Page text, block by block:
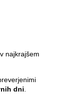
najkrajšem
dni.